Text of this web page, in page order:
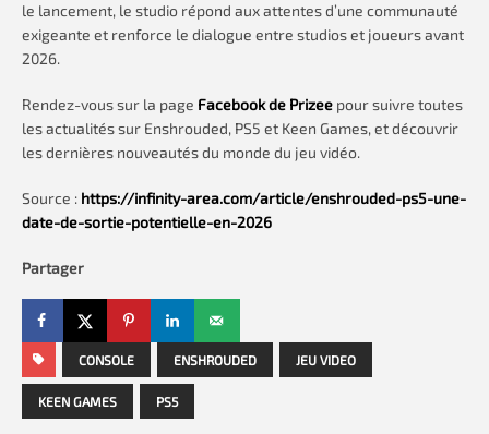
le lancement, le studio répond aux attentes d’une communauté
exigeante et renforce le dialogue entre studios et joueurs avant
2026.
Rendez-vous sur la page Facebook de Prizee pour suivre toutes
les actualités sur Enshrouded, PS5 et Keen Games, et découvrir
les dernières nouveautés du monde du jeu vidéo.
Source : https://infinity-area.com/article/enshrouded-ps5-une-
date-de-sortie-potentielle-en-2026
Partager
CONSOLE ENSHROUDED JEU VIDEO
KEEN GAMES PS5